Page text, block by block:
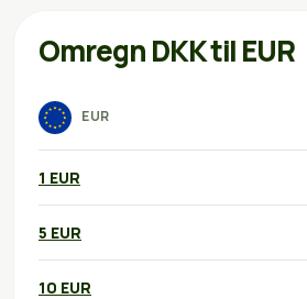
Omregn DKK til EUR
EUR
1 EUR
5 EUR
10 EUR